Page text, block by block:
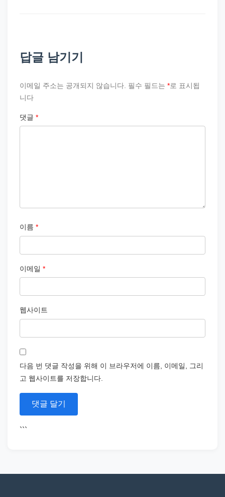
답글 남기기
이메일 주소는 공개되지 않습니다. 필수 필드는 *로 표시됩
니다
댓글 *
이름 *
이메일 *
웹사이트
다음 번 댓글 작성을 위해 이 브라우저에 이름, 이메일, 그리
고 웹사이트를 저장합니다.
```